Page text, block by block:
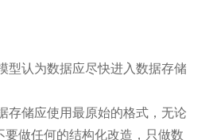
型认为数据应尽快进入数据存储
存储应使用最原始的格式，无论
要做任何的结构化改造，只做数